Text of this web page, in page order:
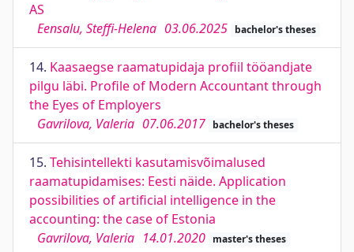
AS
Eensalu, Steffi-Helena 03.06.2025 bachelor's theses
14. Kaasaegse raamatupidaja profiil tööandjate
pilgu läbi. Profile of Modern Accountant through
the Eyes of Employers
Gavrilova, Valeria 07.06.2017 bachelor's theses
15. Tehisintellekti kasutamisvõimalused
raamatupidamises: Eesti näide. Application
possibilities of artificial intelligence in the
accounting: the case of Estonia
Gavrilova, Valeria 14.01.2020 master's theses